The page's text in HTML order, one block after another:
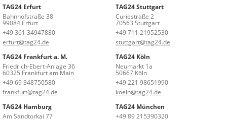
TAG24 Erfurt
Bahnhofstraße 38
99084 Erfurt
+49 361 34947880
erfurt@tag24.de
TAG24 Stuttgart
Curiestraße 2
70563 Stuttgart
+49 711 21952530
stuttgart@tag24.de
TAG24 Frankfurt a. M.
Friedrich-Ebert-Anlage 36
60325 Frankfurt am Main
+49 69 348750580
frankfurt@tag24.de
TAG24 Köln
Neumarkt 1a
50667 Köln
+49 221 98651990
koeln@tag24.de
TAG24 Hamburg
Am Sandtorkai 77
TAG24 München
+49 89 215390320